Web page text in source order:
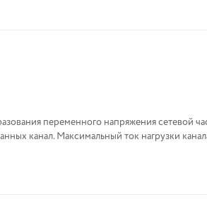
переменного напряжения сетевой
канал. Максимальный ток нагрузки